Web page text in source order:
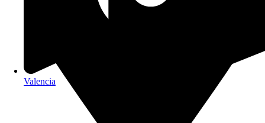
Valencia